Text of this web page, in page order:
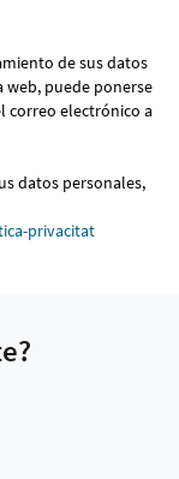
de sus datos
web, puede ponerse
correo electrónico a
datos personales,
privacitat